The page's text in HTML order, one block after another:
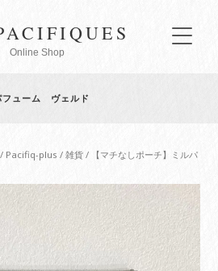
Online Shop
フューム ヴェルド
/ Pacifiq-plus /雑貨 / 【マチなしポーチ】ミルパ